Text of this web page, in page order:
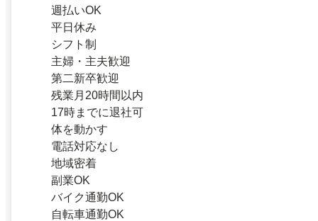
週払いOK
平日休み
シフト制
主婦・主夫歓迎
第二新卒歓迎
残業月20時間以内
17時までに退社可
体を動かす
電話対応なし
地域密着
副業OK
バイク通勤OK
自転車通勤OK